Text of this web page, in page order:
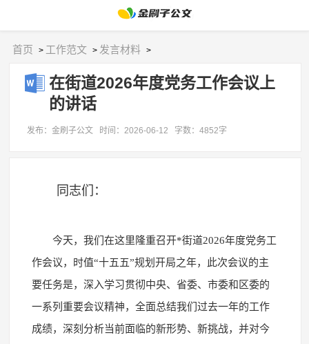
首页 > 工作范文 > 发言材料 >
在街道2026年度党务工作会议上
的讲话
发布：金刷子公文 时间：2026-06-12 字数：4852字
同志们：
今天，我们在这里隆重召开*街道2026年度党务工
作会议，时值“十五五”规划开局之年，此次会议的主
要任务是，深入学习贯彻中央、省委、市委和区委的
一系列重要会议精神，全面总结我们过去一年的工作
成绩，深刻分析当前面临的新形势、新挑战，并对今